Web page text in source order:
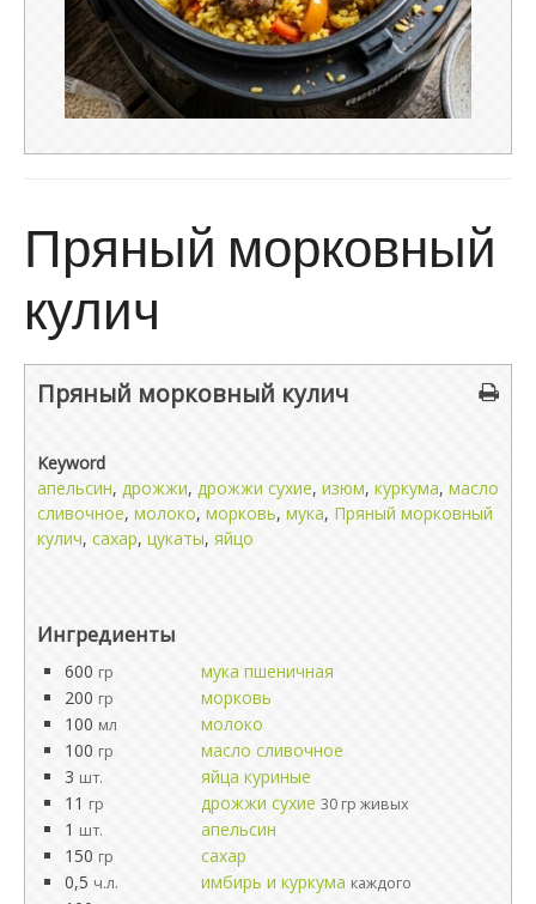
Пряный морковный
кулич
Пряный морковный кулич
Keyword
апельсин, дрожжи, дрожжи сухие, изюм, куркума, масло
сливочное, молоко, морковь, мука, Пряный морковный
кулич, сахар, цукаты, яйцо
Ингредиенты
600 гр
мука пшеничная
200 гр
морковь
100 мл
молоко
100 гр
масло сливочное
3 шт.
яйца куриные
11 гр дрожжи сухие 30 гр живых
1 шт.
апельсин
150 гр
сахар
0,5 ч.л. имбирь и куркума каждого